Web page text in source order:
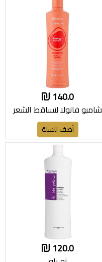
140.0
شامبو فانولا لتساقط الشعر
أضف للسلة
120.0